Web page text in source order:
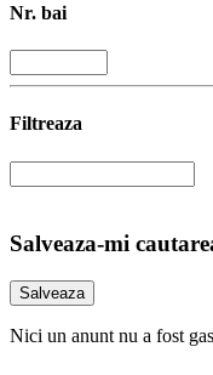
Nr. bai
Filtreaza
Salveaza-mi
Nici un anunt nu a fost